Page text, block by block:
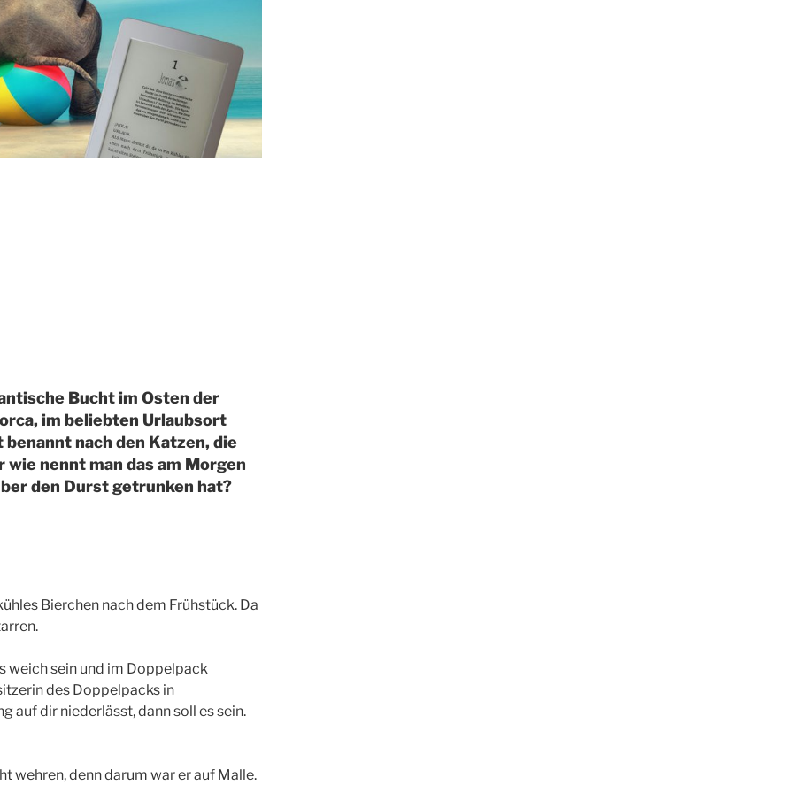
Bucht im Osten der
im beliebten Urlaubsort
benannt nach den Katzen, die
nennt man das am Morgen
den Durst getrunken hat?
Bierchen nach dem Frühstück. Da
weich sein und im Doppelpack
des Doppelpacks in
auf dir niederlässt, dann soll es sein.
wehren, denn darum war er auf Malle.